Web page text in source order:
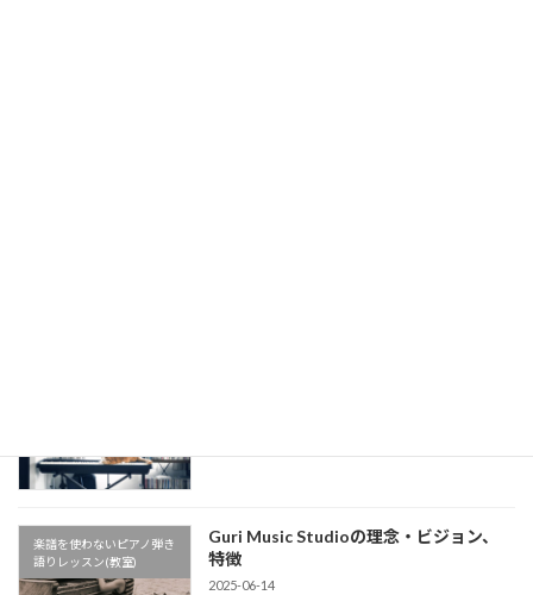
楽譜を使わないピアノ弾き
語りレッスン(教室)
Guri Music Studioの理念・ビジョン、
特徴
2025-06-14